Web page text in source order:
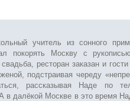
учитель из сонного
покорять Москву с
ресторан заказан и
подстраивая череду
рассказывая Наде по
в далёкой Москве в это время